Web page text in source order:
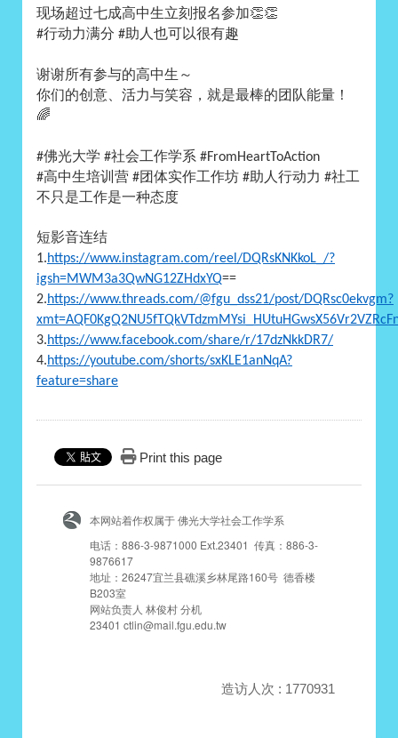
现场超过七成高中生立刻报名参加👏👏
#行动力满分 #助人也可以很有趣
谢谢所有参与的高中生～
你们的创意、活力与笑容，就是最棒的团队能量！
🌈
#佛光大学 #社会工作学系 #FromHeartToAction
#高中生培训营 #团体实作工作坊 #助人行动力 #社工
不只是工作是一种态度
短影音连结
1.https://www.instagram.com/reel/DQRsKNKkoL_/?
igsh=MWM3a3QwNG12ZHdxYQ==
2.https://www.threads.com/@fgu_dss21/post/DQRsc0ekvgm?
3.https://www.facebook.com/share/r/17dzNkkDR7/
4.https://youtube.com/shorts/sxKLE1anNqA?
feature=share
Print this page
本网站着作权属于 佛光大学社会工作学系
电话：886-3-9871000 Ext.23401 传真：886-3-
9876617
地址：26247宜兰县礁溪乡林尾路160号 德香楼
B203室
网站负责人 林俊村 分机
23401 ctlin@mail.fgu.edu.tw
造访人次 : 1770931